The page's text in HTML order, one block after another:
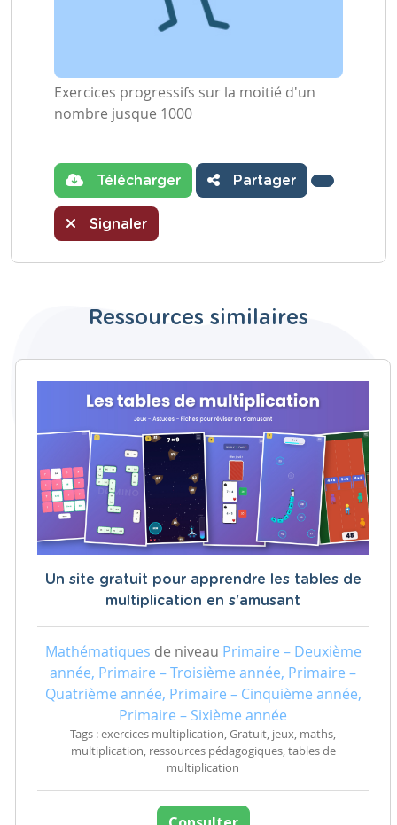
Exercices progressifs sur la moitié d'un
nombre jusque 1000
Télécharger Partager
Signaler
Ressources similaires
Un site gratuit pour apprendre les tables de
multiplication en s'amusant
Mathématiques de niveau Primaire – Deuxième
année, Primaire – Troisième année, Primaire –
Quatrième année, Primaire – Cinquième année,
Primaire – Sixième année
Tags : exercices multiplication, Gratuit, jeux, maths,
multiplication, ressources pédagogiques, tables de
multiplication